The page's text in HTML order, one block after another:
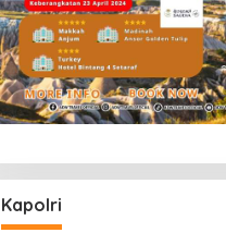
Kapolri